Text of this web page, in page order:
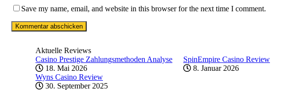
Save my name, email, and website in this browser for the next time I comment.
Aktuelle Reviews
Casino Prestige Zahlungsmethoden Analyse
18. Mai 2026
SpinEmpire Casino Review
8. Januar 2026
Wyns Casino Review
30. September 2025